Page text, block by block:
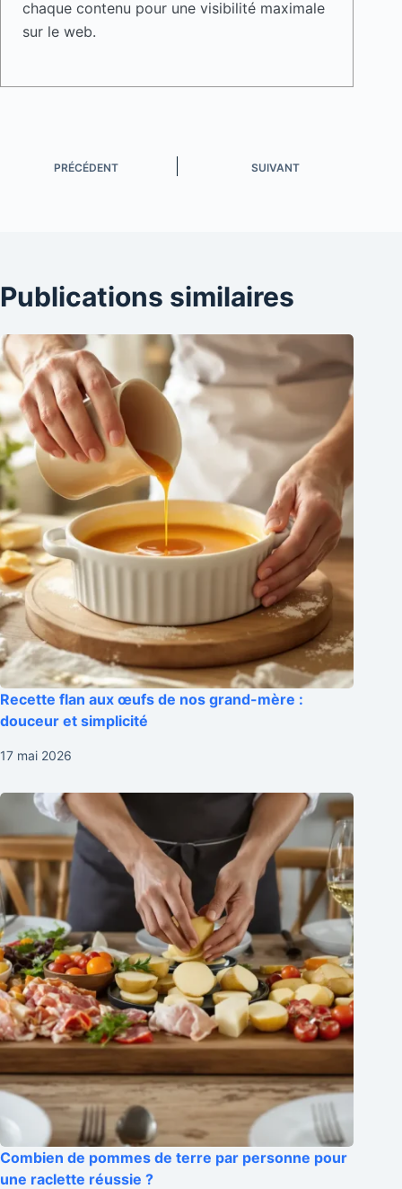
chaque contenu pour une visibilité maximale
sur le web.
PRÉCÉDENT SUIVANT
Publications similaires
Recette flan aux œufs de nos grand-mère :
douceur et simplicité
17 mai 2026
Combien de pommes de terre par personne pour
une raclette réussie ?